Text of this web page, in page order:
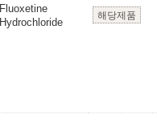
Fluoxetine
Hydrochloride
해당제품